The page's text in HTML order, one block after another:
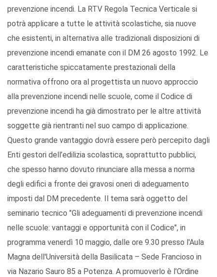
prevenzione incendi. La RTV Regola Tecnica Verticale si
potrà applicare a tutte le attività scolastiche, sia nuove
che esistenti, in alternativa alle tradizionali disposizioni di
prevenzione incendi emanate con il DM 26 agosto 1992. Le
caratteristiche spiccatamente prestazionali della
normativa offrono ora al progettista un nuovo approccio
alla prevenzione incendi nelle scuole, come il Codice di
prevenzione incendi ha già dimostrato per le altre attività
soggette già rientranti nel suo campo di applicazione.
Questo grande vantaggio dovrà essere però percepito dagli
Enti gestori dell’edilizia scolastica, soprattutto pubblici,
che spesso hanno dovuto rinunciare alla messa a norma
degli edifici a fronte dei gravosi oneri di adeguamento
imposti dal DM precedente. Il tema sarà oggetto del
seminario tecnico "Gli adeguamenti di prevenzione incendi
nelle scuole: vantaggi e opportunità con il Codice", in
programma venerdì 10 maggio, dalle ore 9.30 presso l'Aula
Magna dell'Università della Basilicata – Sede Francioso in
via Nazario Sauro 85 a Potenza. A promuoverlo è l'Ordine